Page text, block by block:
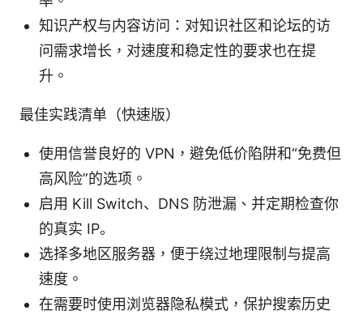
知识产权与内容访问：对知识社区和论坛的访
问需求增长，对速度和稳定性的要求也在提
升。
最佳实践清单（快速版）
使用信誉良好的 VPN，避免低价陷阱和“免费但
高风险”的选项。
启用 Kill Switch、DNS 防泄漏、并定期检查你
的真实 IP。
选择多地区服务器，便于绕过地理限制与提高
速度。
在需要时使用浏览器隐私模式，保护搜索历史